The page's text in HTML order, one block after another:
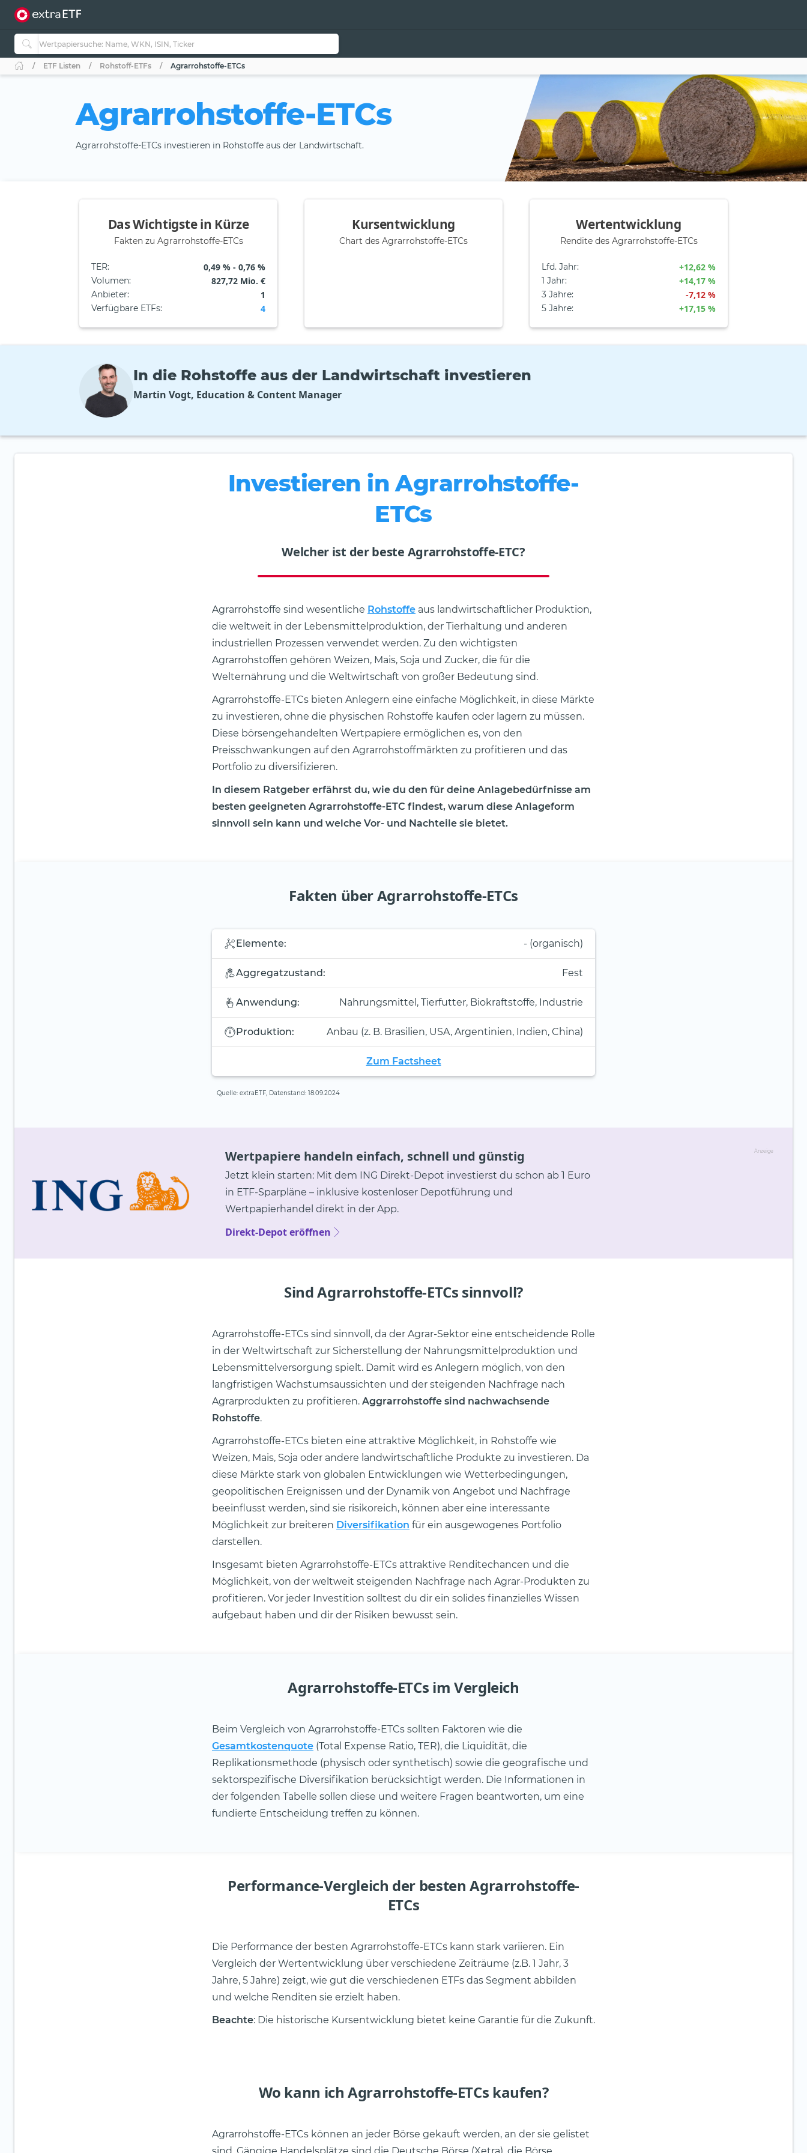
ETF Listen Rohstoff-ETFs Agrarrohstoffe-ETCs
Agrarrohstoffe-ETCs
Agrarrohstoffe-ETCs investieren in Rohstoffe aus der Landwirtschaft.
Das Wichtigste in Kürze
Fakten zu Agrarrohstoffe-ETCs
TER: 0,49 % - 0,76 %
Volumen: 827,72 Mio. €
Anbieter: 1
Verfügbare ETFs: 4
Kursentwicklung
Chart des Agrarrohstoffe-ETCs
Wertentwicklung
Rendite des Agrarrohstoffe-ETCs
Lfd. Jahr: +12,62 %
1 Jahr: +14,17 %
3 Jahre: -7,12 %
5 Jahre: +17,15 %
In die Rohstoffe aus der Landwirtschaft investieren
Martin Vogt, Education & Content Manager
Investieren in Agrarrohstoffe-
ETCs
Welcher ist der beste Agrarrohstoffe-ETC?
Agrarrohstoffe sind wesentliche Rohstoffe aus landwirtschaftlicher Produktion,
die weltweit in der Lebensmittelproduktion, der Tierhaltung und anderen
industriellen Prozessen verwendet werden. Zu den wichtigsten
Agrarrohstoffen gehören Weizen, Mais, Soja und Zucker, die für die
Welternährung und die Weltwirtschaft von großer Bedeutung sind.
Agrarrohstoffe-ETCs bieten Anlegern eine einfache Möglichkeit, in diese Märkte
zu investieren, ohne die physischen Rohstoffe kaufen oder lagern zu müssen.
Diese börsengehandelten Wertpapiere ermöglichen es, von den
Preisschwankungen auf den Agrarrohstoffmärkten zu profitieren und das
Portfolio zu diversifizieren.
In diesem Ratgeber erfährst du, wie du den für deine Anlagebedürfnisse am
besten geeigneten Agrarrohstoffe-ETC findest, warum diese Anlageform
sinnvoll sein kann und welche Vor- und Nachteile sie bietet.
Fakten über Agrarrohstoffe-ETCs
Elemente: - (organisch)
Aggregatzustand: Fest
Anwendung: Nahrungsmittel, Tierfutter, Biokraftstoffe, Industrie
Produktion: Anbau (z. B. Brasilien, USA, Argentinien, Indien, China)
Zum Factsheet
Quelle: extraETF, Datenstand: 18.09.2024
Anzeige
Wertpapiere handeln einfach, schnell und günstig
Jetzt klein starten: Mit dem ING Direkt-Depot investierst du schon ab 1 Euro
in ETF-Sparpläne – inklusive kostenloser Depotführung und
Wertpapierhandel direkt in der App.
Direkt-Depot eröffnen
Sind Agrarrohstoffe-ETCs sinnvoll?
Agrarrohstoffe-ETCs sind sinnvoll, da der Agrar-Sektor eine entscheidende Rolle
in der Weltwirtschaft zur Sicherstellung der Nahrungsmittelproduktion und
Lebensmittelversorgung spielt. Damit wird es Anlegern möglich, von den
langfristigen Wachstumsaussichten und der steigenden Nachfrage nach
Agrarprodukten zu profitieren. Aggrarrohstoffe sind nachwachsende
Rohstoffe.
Agrarrohstoffe-ETCs bieten eine attraktive Möglichkeit, in Rohstoffe wie
Weizen, Mais, Soja oder andere landwirtschaftliche Produkte zu investieren. Da
diese Märkte stark von globalen Entwicklungen wie Wetterbedingungen,
geopolitischen Ereignissen und der Dynamik von Angebot und Nachfrage
beeinflusst werden, sind sie risikoreich, können aber eine interessante
Möglichkeit zur breiteren Diversifikation für ein ausgewogenes Portfolio
darstellen.
Insgesamt bieten Agrarrohstoffe-ETCs attraktive Renditechancen und die
Möglichkeit, von der weltweit steigenden Nachfrage nach Agrar-Produkten zu
profitieren. Vor jeder Investition solltest du dir ein solides finanzielles Wissen
aufgebaut haben und dir der Risiken bewusst sein.
Agrarrohstoffe-ETCs im Vergleich
Beim Vergleich von Agrarrohstoffe-ETCs sollten Faktoren wie die
Gesamtkostenquote (Total Expense Ratio, TER), die Liquidität, die
Replikationsmethode (physisch oder synthetisch) sowie die geografische und
sektorspezifische Diversifikation berücksichtigt werden. Die Informationen in
der folgenden Tabelle sollen diese und weitere Fragen beantworten, um eine
fundierte Entscheidung treffen zu können.
Performance-Vergleich der besten Agrarrohstoffe-
ETCs
Die Performance der besten Agrarrohstoffe-ETCs kann stark variieren. Ein
Vergleich der Wertentwicklung über verschiedene Zeiträume (z.B. 1 Jahr, 3
Jahre, 5 Jahre) zeigt, wie gut die verschiedenen ETFs das Segment abbilden
und welche Renditen sie erzielt haben.
Beachte: Die historische Kursentwicklung bietet keine Garantie für die Zukunft.
Wo kann ich Agrarrohstoffe-ETCs kaufen?
Agrarrohstoffe-ETCs können an jeder Börse gekauft werden, an der sie gelistet